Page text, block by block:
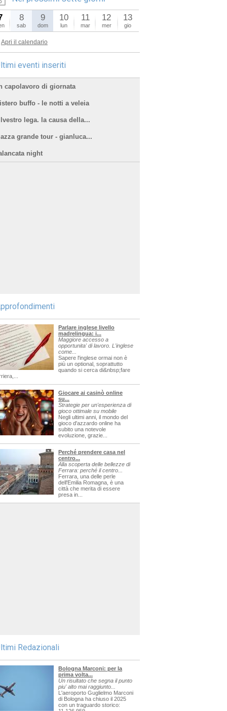
8
sab
9
dom
10
lun
11
mar
12
mer
13
gio
Apri il calendario
eventi inseriti
capolavoro di giornata
buffo - le notti a veleia
lega. la causa della...
grande tour - gianluca...
night
Parlare inglese livello
madrelingua: i...
Maggiore accesso a
opportunita' di lavoro. L'inglese
come...
Sapere l'inglese ormai non è
più un optional, soprattutto
quando si cerca di&nbsp;fare
Giocare ai casinò online
su...
Strategie per un'esperienza di
gioco ottimale su mobile
Negli ultimi anni, il mondo del
gioco d'azzardo online ha
subito una notevole
evoluzione, grazie...
Perché prendere casa nel
centro...
Alla scoperta delle bellezze di
Ferrara: perché il centro...
Ferrara, una delle perle
dell'Emilia Romagna, è una
città che merita di essere
presa in...
Redazionali
Bologna Marconi: per la
prima volta...
Un risultato che segna il punto
piu' alto mai raggiunto...
L'aeroporto Guglielmo Marconi
di Bologna ha chiuso il 2025
con un traguardo storico: